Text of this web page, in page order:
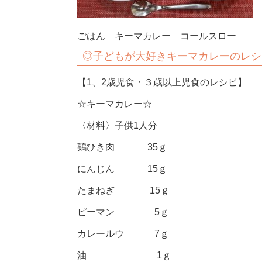
ごはん キーマカレー コールスロー
◎子どもが大好きキーマカレーのレ
【1、2歳児食・３歳以上児食のレシピ】
☆キーマカレー☆
〈材料〉子供1人分
鶏ひき肉 35ｇ
にんじん 15ｇ
たまねぎ 15ｇ
ピーマン 5ｇ
カレールウ 7ｇ
油 1ｇ